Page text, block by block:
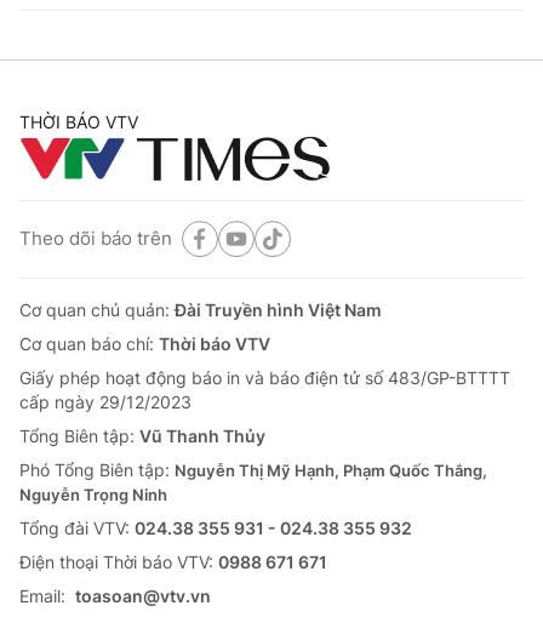
THỜI BÁO VTV
Theo dõi báo trên
Cơ quan chủ quản:Đài Truyền hình Việt Nam
Cơ quan báo chí: Thời báo VTV
Giấy phép hoạt động báo in và báo điện tử số 483/GP-BTTTT
cấp ngày 29/12/2023
Tổng Biên tập: Vũ Thanh Thủy
Phó Tổng Biên tập: Nguyễn Thị Mỹ Hạnh, Phạm Quốc Thắng,
Nguyễn Trọng Ninh
Tổng đài VTV: 024.38 355 931 - 024.38 355 932
Ðiện thoại Thời báo VTV: 0988 671 671
Email: toasoan@vtv.vn